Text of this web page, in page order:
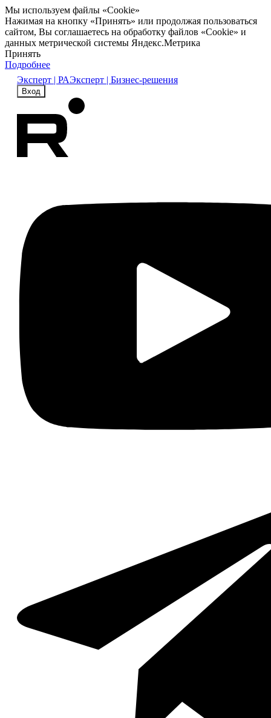
Мы используем файлы «Cookie»
Нажимая на кнопку «Принять» или продолжая пользоваться
сайтом, Вы соглашаетесь на обработку файлов «Cookie» и
данных метрической системы Яндекс.Метрика
Принять
Подробнее
Эксперт | РАЭксперт | Бизнес-решения
Вход